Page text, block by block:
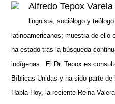
Alfredo Tepox
lingüista, sociólogo y
latinoamericanos; muestra de ello
ha estado tras la búsqueda
indígenas. El Dr. Tepox es
Bíblicas Unidas y ha sido parte
Habla Hoy, la reciente Reina